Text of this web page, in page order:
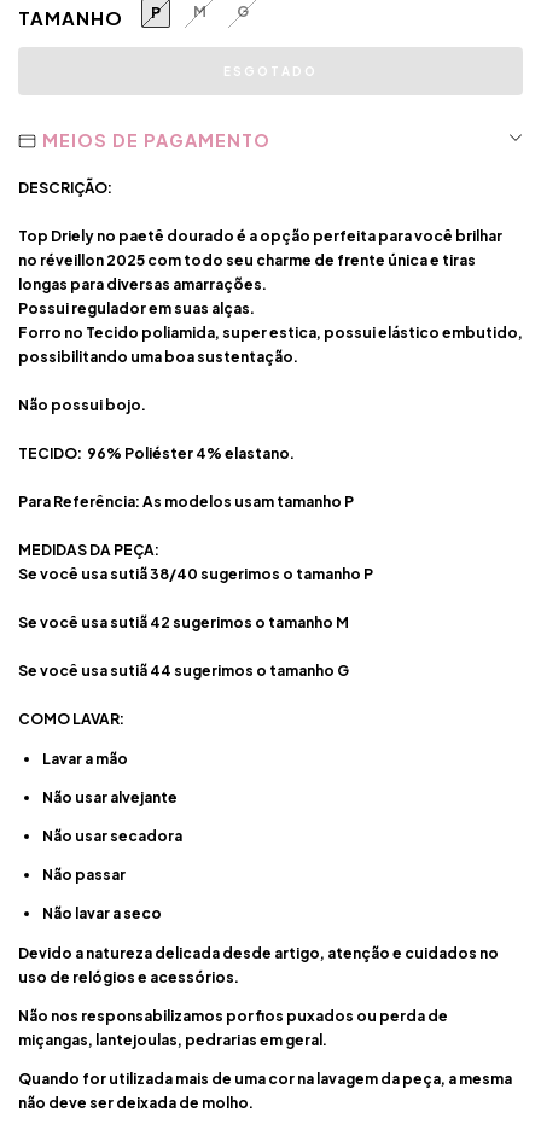
TAMANHO P M G
MEIOS DE PAGAMENTO
DESCRIÇÃO:
Top Driely no paetê dourado é a opção perfeita para você brilhar
no réveillon 2025 com todo seu charme de frente única e tiras
longas para diversas amarrações.
Possui regulador em suas alças.
Forro no Tecido poliamida, super estica, possui elástico embutido,
possibilitando uma boa sustentação.
Não possui bojo.
TECIDO: 96% Poliéster 4% elastano.
Para Referência: As modelos usam tamanho P
MEDIDAS DA PEÇA:
Se você usa sutiã 38/40 sugerimos o tamanho P
Se você usa sutiã 42 sugerimos o tamanho M
Se você usa sutiã 44 sugerimos o tamanho G
COMO LAVAR:
Lavar a mão
Não usar alvejante
Não usar secadora
Não passar
Não lavar a seco
Devido a natureza delicada desde artigo, atenção e cuidados no
uso de relógios e acessórios.
Não nos responsabilizamos por fios puxados ou perda de
miçangas, lantejoulas, pedrarias em geral.
Quando for utilizada mais de uma cor na lavagem da peça, a mesma
não deve ser deixada de molho.